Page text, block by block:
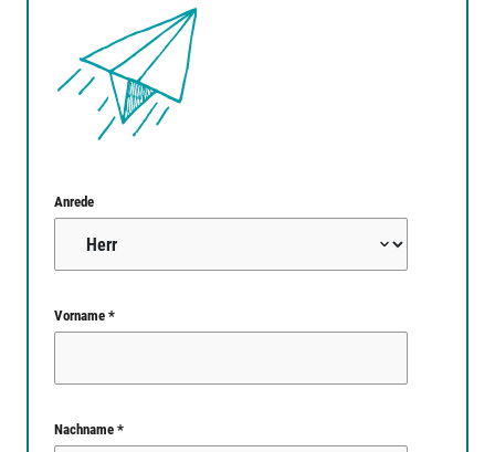
Anrede
Vorname *
Nachname *